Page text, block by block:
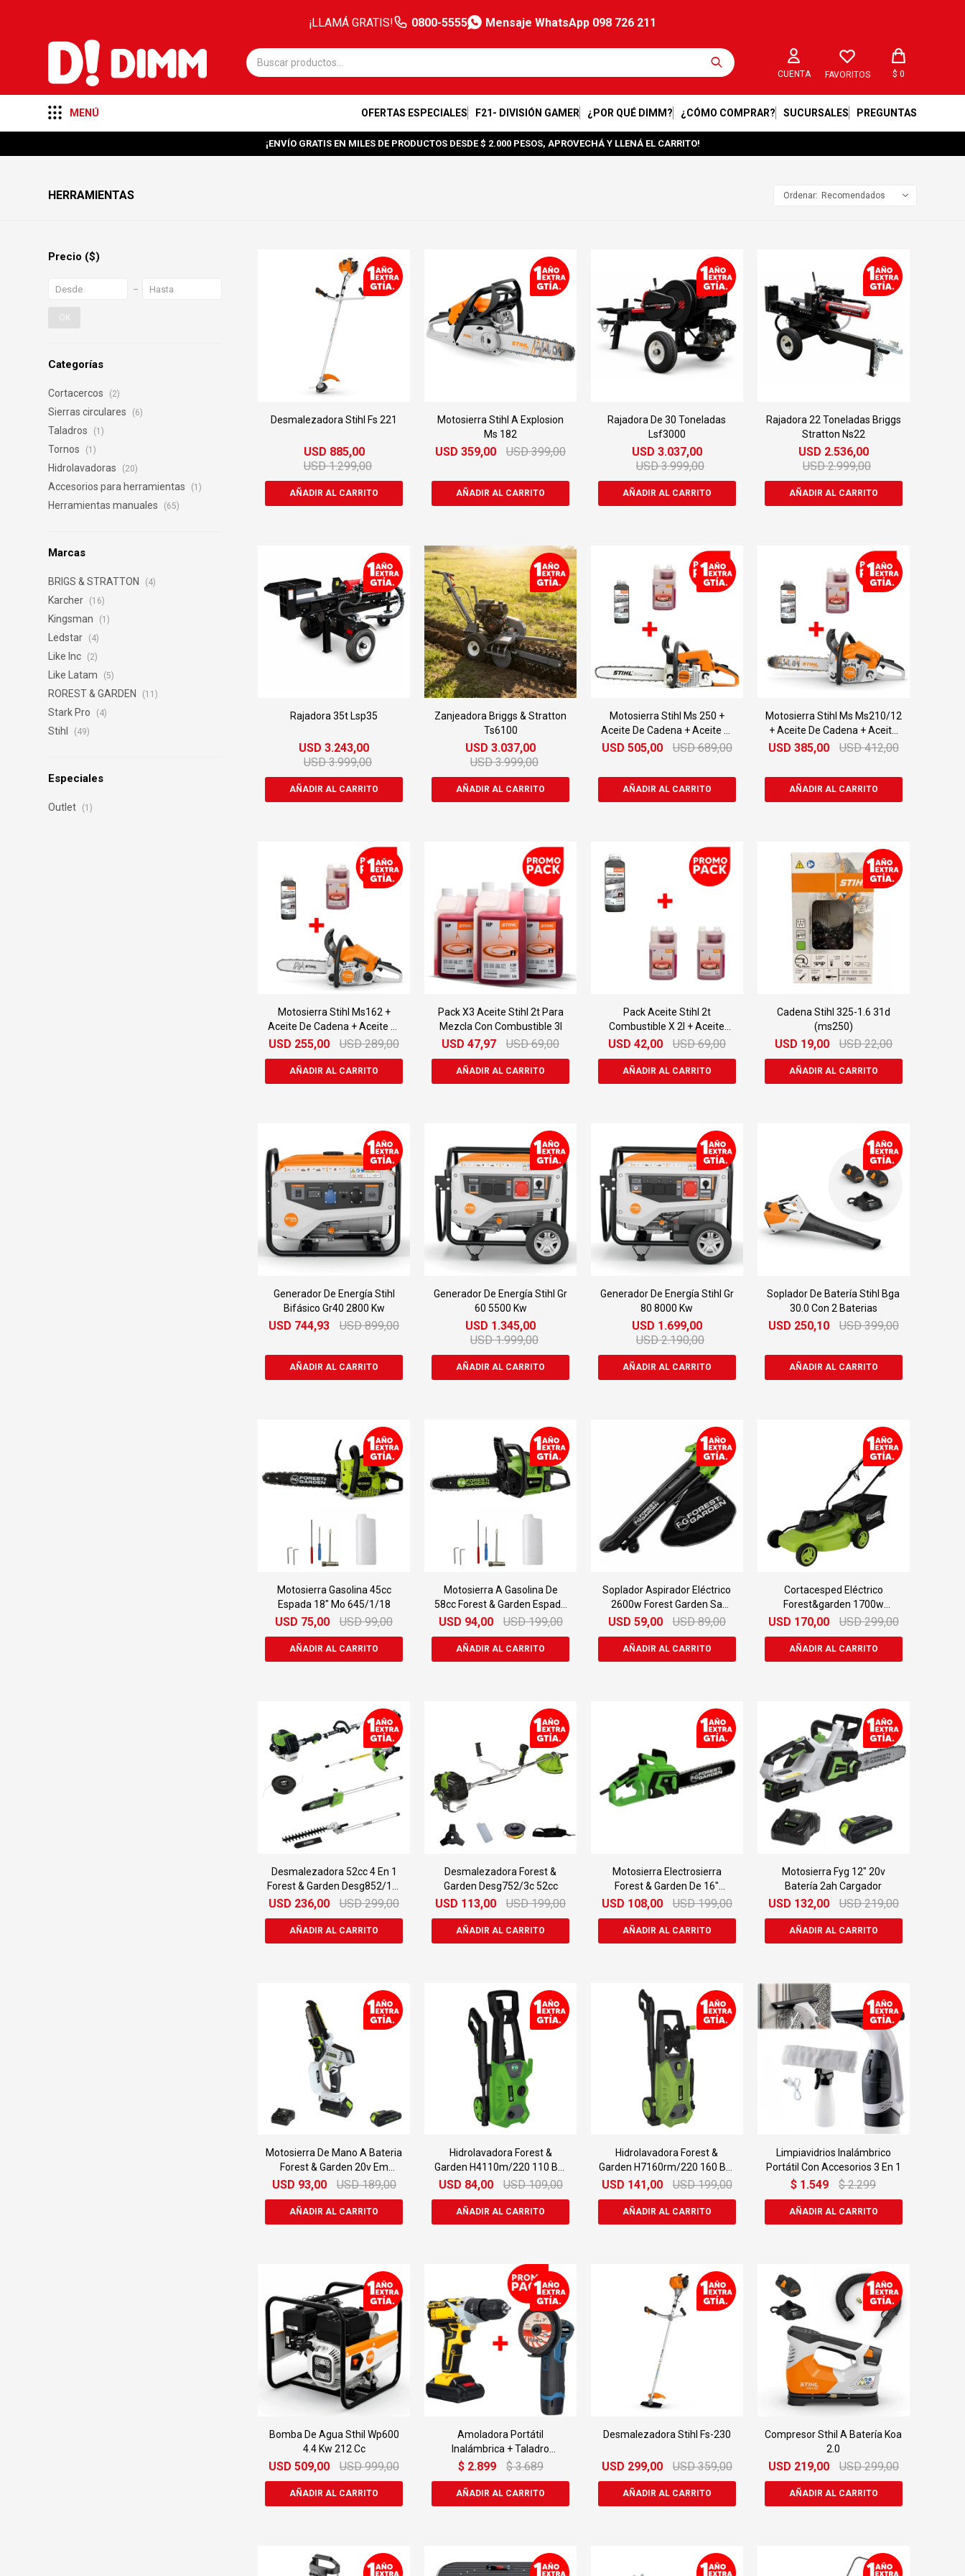
¡LLAMÁ GRATIS! 0800-5555 Mensaje WhatsApp 098 726 211
MENÚ OFERTAS ESPECIALES F21- DIVISIÓN GAMER ¿POR QUÉ DIMM? ¿CÓMO COMPRAR? SUCURSALES PREGUNTAS
FAVORITOS $ 0
¡ENVÍO GRATIS EN MILES DE PRODUCTOS DESDE $ 2.000 PESOS, APROVECHÁ Y LLENÁ EL CARRITO!
HERRAMIENTAS Recomendados
Categorías
Cortacercos (2)
Sierras circulares (6)
Taladros (1)
Tornos (1)
Hidrolavadoras (20)
Accesorios para herramientas (1)
Herramientas manuales (65)
Marcas
BRIGS & STRATTON (4)
Karcher (16)
Kingsman (1)
Ledstar (4)
Like Inc (2)
Like Latam (5)
ROREST & GARDEN (11)
Stark Pro (4)
Stihl (49)
Precio ($)
OK
Especiales
Outlet (1)
Desmalezadora Stihl Fs 221
USD 885,00
USD 1.299,00
Motosierra Stihl A Explosion
Ms 182
USD 359,00 USD 399,00
Rajadora De 30 Toneladas
Lsf3000
USD 3.037,00
USD 3.999,00
Rajadora 22 Toneladas Briggs
Stratton Ns22
USD 2.536,00
USD 2.999,00
Rajadora 35t Lsp35
USD 3.243,00
USD 3.999,00
Zanjeadora Briggs & Stratton
Ts6100
USD 3.037,00
USD 3.999,00
Motosierra Stihl Ms 250 +
Aceite De Cadena + Aceite 2t
1lt
USD 505,00 USD 689,00
Motosierra Stihl Ms Ms210/12
+ Aceite De Cadena + Aceite
2t 1lt
USD 385,00 USD 412,00
Motosierra Stihl Ms162 +
Aceite De Cadena + Aceite 2t
1lt
USD 255,00 USD 289,00
Pack X3 Aceite Stihl 2t Para
Mezcla Con Combustible 3l
USD 47,97 USD 69,00
Pack Aceite Stihl 2t
Combustible X 2l + Aceite
Cadena 1l
USD 42,00 USD 69,00
Cadena Stihl 325-1.6 31d
(ms250)
USD 19,00 USD 22,00
Generador De Energía Stihl
Bifásico Gr40 2800 Kw
USD 744,93 USD 899,00
Generador De Energía Stihl Gr
60 5500 Kw
USD 1.345,00
USD 1.999,00
Generador De Energía Stihl Gr
80 8000 Kw
USD 1.699,00
USD 2.190,00
Soplador De Batería Stihl Bga
30.0 Con 2 Baterias
USD 250,10 USD 399,00
Motosierra Gasolina 45cc
Espada 18" Mo 645/1/18
USD 75,00 USD 99,00
Motosierra A Gasolina De
58cc Forest & Garden Espada
20" Mo 758/20
USD 94,00 USD 199,00
Soplador Aspirador Eléctrico
2600w Forest Garden Sa
638/220
USD 59,00 USD 89,00
Cortacesped Eléctrico
Forest&garden 1700w
Cp638/1/220f
USD 170,00 USD 299,00
Desmalezadora 52cc 4 En 1
Forest & Garden Desg852/14-
USD 236,00 USD 299,00
Desmalezadora Forest &
Garden Desg752/3c 52cc
USD 113,00 USD 199,00
Motosierra Electrosierra
Forest & Garden De 16"
El616/4/220f
USD 108,00 USD 199,00
Motosierra Fyg 12" 20v
Batería 2ah Cargador
USD 132,00 USD 219,00
Motosierra De Mano A Bateria
Forest & Garden 20v Em
905/20c1
USD 93,00 USD 189,00
Hidrolavadora Forest &
Garden H4110m/220 110 Bar
1400w
USD 84,00 USD 109,00
Hidrolavadora Forest &
Garden H7160rm/220 160 Bar
2200w
USD 141,00 USD 199,00
Limpiavidrios Inalámbrico
Portátil Con Accesorios 3 En 1
$ 1.549 $ 2.299
Bomba De Agua Sthil Wp600
4.4 Kw 212 Cc
USD 509,00 USD 999,00
Amoladora Portátil
Inalámbrica + Taladro
Inalámbrico
$ 2.899 $ 3.689
Desmalezadora Stihl Fs-230
USD 299,00 USD 359,00
Compresor Sthil A Batería Koa
2.0
USD 219,00 USD 299,00